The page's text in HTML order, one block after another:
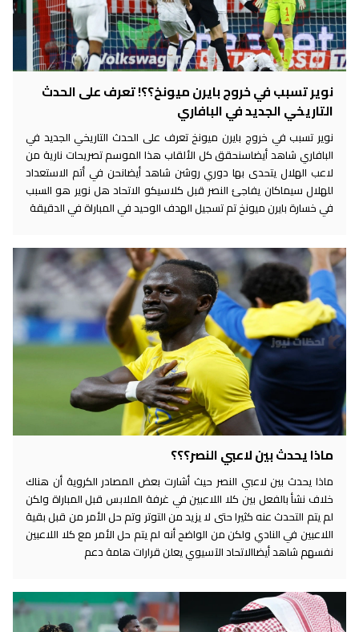
نوير تسبب في خروج بايرن ميونخ؟؟! تعرف على الحدث
التاريخي الجديد في البافاري
نوير تسبب في خروج بايرن ميونخ تعرف على الحدث التاريخي الجديد في
البافاري شاهد أيضاسنحقق كل الألقاب هذا الموسم تصريحات نارية من
لاعب الهلال يتحدى بها دوري روشن شاهد أيضانحن في أتم الاستعداد
للهلال سيماكان يفاجئ النصر قبل كلاسيكو الاتحاد هل نوير هو السبب
في خسارة بايرن ميونخ تم تسجيل الهدف الوحيد في المباراة في الدقيقة
ماذا يحدث بين لاعبي النصر؟؟؟
ماذا يحدث بين لاعبي النصر حيث أشارت بعض المصادر الكروية أن هناك
خلاف نشأ بالفعل بين كلا اللاعبين في غرفة الملابس قبل المباراة ولكن
لم يتم التحدث عنه كثيرا حتى لا يزيد من التوتر وتم حل الأمر من قبل بقية
اللاعبين في النادي ولكن من الواضح أنه لم يتم حل الأمر مع كلا اللاعبين
نفسهم شاهد أيضاالاتحاد الآسيوي يعلن قرارات هامة دعم